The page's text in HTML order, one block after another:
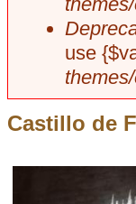
use
Castillo de